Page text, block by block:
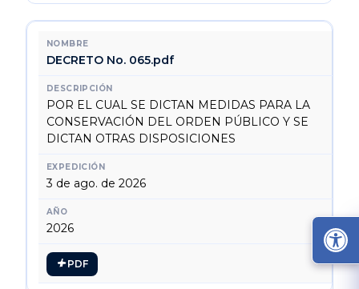
DECRETO No. 065.pdf
POR EL CUAL SE DICTAN MEDIDAS PARA LA
CONSERVACIÓN DEL ORDEN PÚBLICO Y SE
DICTAN OTRAS DISPOSICIONES
3 de ago. de 2026
2026
PDF